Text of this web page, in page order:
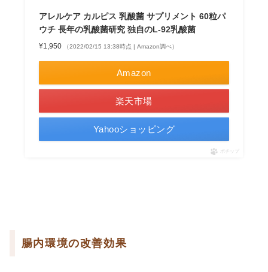
アレルケア カルピス 乳酸菌 サプリメント 60粒パ
ウチ 長年の乳酸菌研究 独自のL-92乳酸菌
¥1,950 （2022/02/15 13:38時点 | Amazon調べ）
Amazon
楽天市場
Yahooショッピング
ポチップ
腸内環境の改善効果